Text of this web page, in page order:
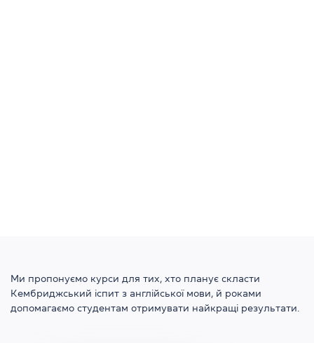
Ми пропонуємо курси для тих, хто планує скласти
Кембриджський іспит з англійської мови, й роками
допомагаємо студентам отримувати найкращі результати.